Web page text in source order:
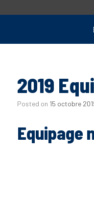
2019
Posted on 15 octobre
Equipage